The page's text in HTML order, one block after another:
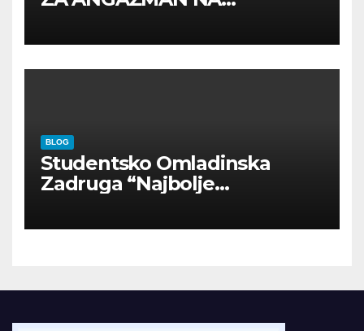
BLOG
Studentsko Omladinska
Zadruga “Najbolje